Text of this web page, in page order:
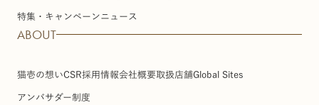
特集・キャンペーンニュース
ABOUT
猫壱の想いCSR採用情報会社概要取扱店舗Global Sites
アンバサダー制度